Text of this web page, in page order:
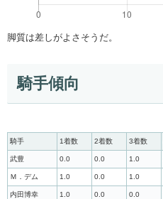
脚質は差しがよさそうだ。
騎手傾向
騎手 1着数 2着数 3着数
武豊 0.0 0.0 1.0
Ｍ．デム 1.0 0.0 1.0
内田博幸 1.0 0.0 0.0